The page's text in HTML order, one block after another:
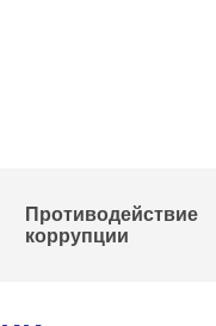
Противодействие
коррупции